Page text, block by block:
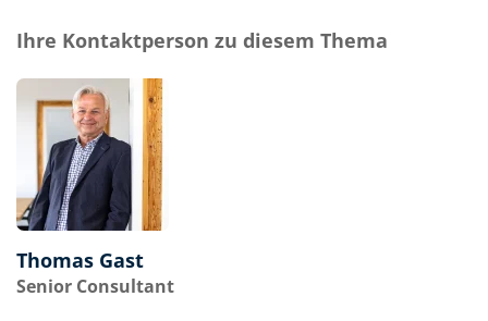
Ihre Kontaktperson zu diesem Thema
Thomas Gast
Senior Consultant